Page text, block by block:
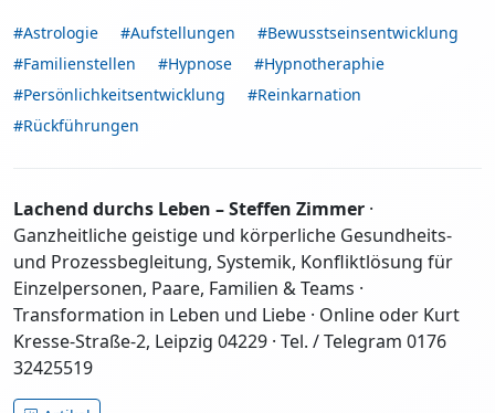
#Astrologie #Aufstellungen
#Bewusstseinsentwicklung
#Familienstellen
#Hypnose
#Hypnotheraphie
#Persönlichkeitsentwicklung
#Reinkarnation
#Rückführungen
Lachend durchs Leben – Steffen Zimmer ·
Ganzheitliche geistige und körperliche Gesundheits-
und Prozessbegleitung, Systemik, Konfliktlösung für
Einzelpersonen, Paare, Familien & Teams ·
Transformation in Leben und Liebe · Online oder Kurt
Kresse-Straße-2, Leipzig 04229 · Tel. / Telegram 0176
32425519